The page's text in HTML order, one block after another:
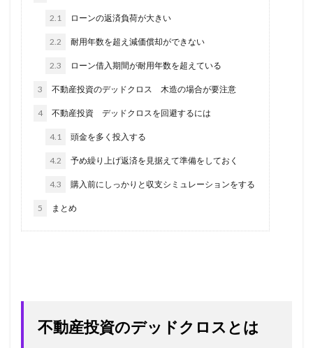
2.1 ローンの返済負荷が大きい
2.2 耐用年数を超え減価償却ができない
2.3 ローン借入期間が耐用年数を超えている
3 不動産投資のデッドクロス 木造の場合が要注意
4 不動産投資 デッドクロスを回避するには
4.1 頭金を多く投入する
4.2 予め繰り上げ返済を見据えて準備をしておく
4.3 購入前にしっかりと収支シミュレーションをする
5 まとめ
不動産投資のデッドクロスとは